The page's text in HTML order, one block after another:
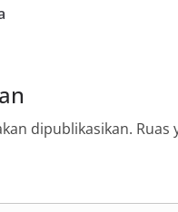
dipublikasikan. Ruas